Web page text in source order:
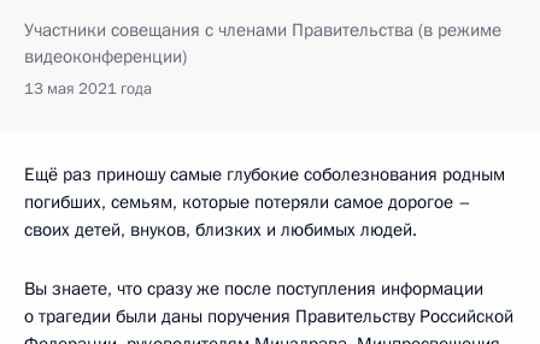
Участники совещания с членами Правительства (в режиме
видеоконференции)
13 мая 2021 года
Ещё раз приношу самые глубокие соболезнования родным
погибших, семьям, которые потеряли самое дорогое –
своих детей, внуков, близких и любимых людей.
Вы знаете, что сразу же после поступления информации
о трагедии были даны поручения Правительству Российской